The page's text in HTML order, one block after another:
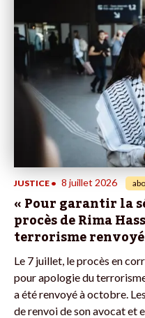
JUSTICE • 8 juillet 2026
« Pour garantir la
procès de Rima
terrorisme renvoyé
Le 7 juillet, le procès en
pour apologie du
a été renvoyé à octobre.
de renvoi de son avocat et